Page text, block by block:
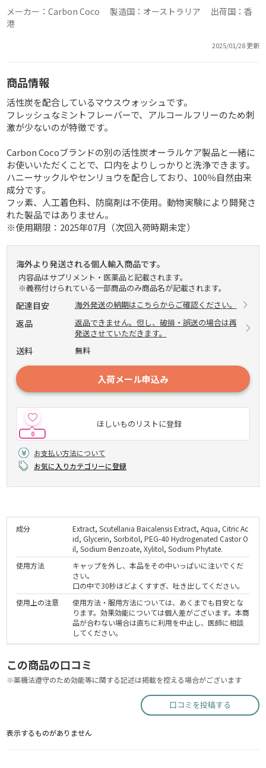
メーカー：Carbon Coco 製造国：オーストラリア 出荷国：香
港
2025/01/28 更新
商品情報
活性炭を配合しているマウスウォッシュです。
フレッシュなミントフレーバーで、アルコールフリーのため刺
激が少ないのが特徴です。
Carbon Cocoブランドの別の活性炭オーラルケア製品と一緒に
お使いいただくことで、口内をよりしっかりと洗浄できます。
ハニーサックルやセンリョウを配合しており、100％自然由来
成分です。
フッ素、人工着色料、防腐剤は不使用。動物実験により開発さ
れた製品ではありません。
※使用期限：2025年07月（次回入荷時期未定）
海外より発送される個人輸入商品です。
内容品はサプリメント・医薬品と記載されます。
※義務付けられている一部商品のみ商品名が記載されます。
配達目安 海外発送の納期はこちらからご確認ください。
返品
返品できません。但し、破損・誤送の場合は再
発送させていただきます。
送料 無料
入荷メール申込み
ほしいものリストに登録
0
お支払い方法について
お気に入りカテゴリーに登録
成分
Extract, Scutellania Baicalensis Extract, Aqua, Citric Ac
id, Glycerin, Sorbitol, PEG-40 Hydrogenated Castor O
il, Sodium Benzoate, Xylitol, Sodium Phytate.
使用方法
キャップを外し、本品をその中いっぱいに注いでくだ
さい。
口の中で30秒ほどよくすすぎ、吐き出してください。
使用上の注意
使用方法・服用方法については、あくまでも目安とな
ります。効果効能については個人差がございます。本商
品が合わない場合は直ちに利用を中止し、医師に相談
してください。
この商品の口コミ
※薬機法遵守のため効能等に関する記述は掲載を控える場合がございます
口コミを投稿する
表示するものがありません